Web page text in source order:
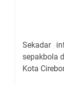
Sekadar
sepakbola
Kota